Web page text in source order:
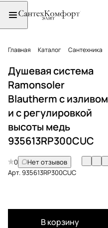
Главная Каталог Сантехника
Душевая система
Ramonsoler
Blautherm с изливом
и с регулировкой
высоты медь
935613RP300CUC
0
Нет отзывов
Арт.935613RP300CUC
В корзину